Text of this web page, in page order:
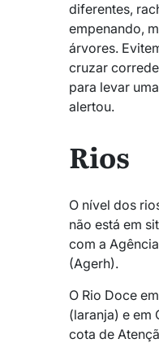
diferentes,
empenando,
árvores.
cruzar
para levar
alertou.
Rios
O nível dos
não está em
com a
(Agerh).
O Rio Doce
(laranja) e em
cota de